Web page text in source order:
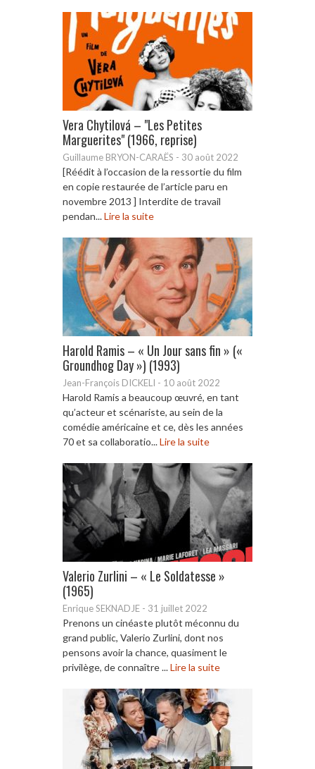
Vera Chytilová – "Les Petites
Marguerites" (1966, reprise)
Guillaume BRYON-CARAËS - 30 août 2022
[Réédit à l’occasion de la ressortie du film
en copie restaurée de l’article paru en
novembre 2013 ] Interdite de travail
pendan...Lire la suite
Harold Ramis – « Un Jour sans fin » («
Groundhog Day ») (1993)
Jean-François DICKELI - 10 août 2022
Harold Ramis a beaucoup œuvré, en tant
qu’acteur et scénariste, au sein de la
comédie américaine et ce, dès les années
70 et sa collaboratio...Lire la suite
Valerio Zurlini – « Le Soldatesse »
(1965)
Enrique SEKNADJE - 31 juillet 2022
Prenons un cinéaste plutôt méconnu du
grand public, Valerio Zurlini, dont nos
pensons avoir la chance, quasiment le
privilège, de connaître ...Lire la suite